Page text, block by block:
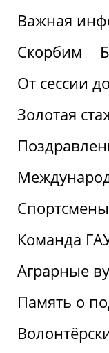
Важная
Скорбим
От сессии
Золотая
Команда
Аграрные
Память о